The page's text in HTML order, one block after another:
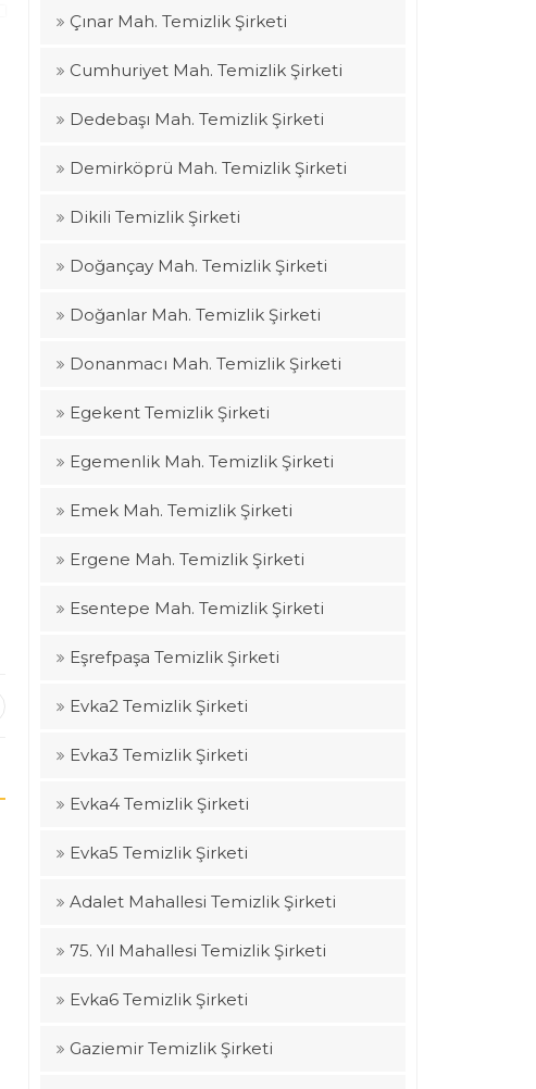
Çınar Mah. Temizlik Şirketi
Cumhuriyet Mah. Temizlik Şirketi
Dedebaşı Mah. Temizlik Şirketi
Demirköprü Mah. Temizlik Şirketi
Dikili Temizlik Şirketi
Doğançay Mah. Temizlik Şirketi
Doğanlar Mah. Temizlik Şirketi
Donanmacı Mah. Temizlik Şirketi
Egekent Temizlik Şirketi
Egemenlik Mah. Temizlik Şirketi
Emek Mah. Temizlik Şirketi
Ergene Mah. Temizlik Şirketi
Esentepe Mah. Temizlik Şirketi
Eşrefpaşa Temizlik Şirketi
Evka2 Temizlik Şirketi
Evka3 Temizlik Şirketi
Evka4 Temizlik Şirketi
Evka5 Temizlik Şirketi
Adalet Mahallesi Temizlik Şirketi
75. Yıl Mahallesi Temizlik Şirketi
Evka6 Temizlik Şirketi
Gaziemir Temizlik Şirketi